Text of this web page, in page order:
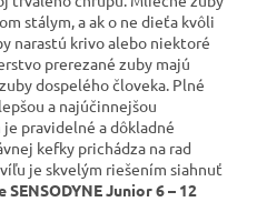
stálym, a ak o ne dieťa kvôli
narastú krivo alebo niektoré
prerezané zuby majú
dospelého človeka. Plné
a najúčinnejšou
pravidelné a dôkladné
kefky prichádza na rad
je skvelým riešením siahnuť
Junior 6 – 12